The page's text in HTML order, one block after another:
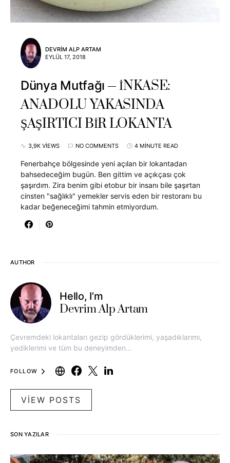
DEVRIM ALP ARTAM
EYLÜL 17, 2018
Dünya Mutfağı
İNKASE:
ANADOLU YAKASINDA
ŞAŞIRTICI BİR LOKANTA
3,9K VIEWS NO COMMENTS 4 MINUTE READ
Fenerbahçe bölgesinde yeni açılan bir lokantadan
bahsedeceğim bugün. Ben gittim ve açıkçası çok
şaşırdım. Zira benim gibi etobur bir insanı bile şaşırtan
cinsten "sağlıklı" yemekler servis eden bir restoranı bu
kadar beğeneceğimi tahmin etmiyordum.
AUTHOR
Hello, I’m
Devrim Alp Artam
Çevremdeki lokantaları gezip gördüklerimi, yaşadıklarımı,
yediklerimi ve tüm bu deneyimden…
FOLLOW
VIEW POSTS
SON YAZILAR